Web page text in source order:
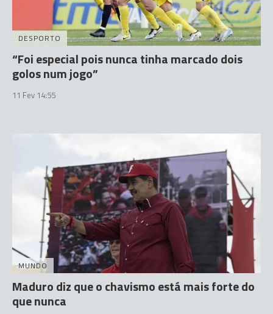
DESPORTO
“Foi especial pois nunca tinha marcado dois
golos num jogo”
11 Fev 14:55
MUNDO
Maduro diz que o chavismo está mais forte do
que nunca